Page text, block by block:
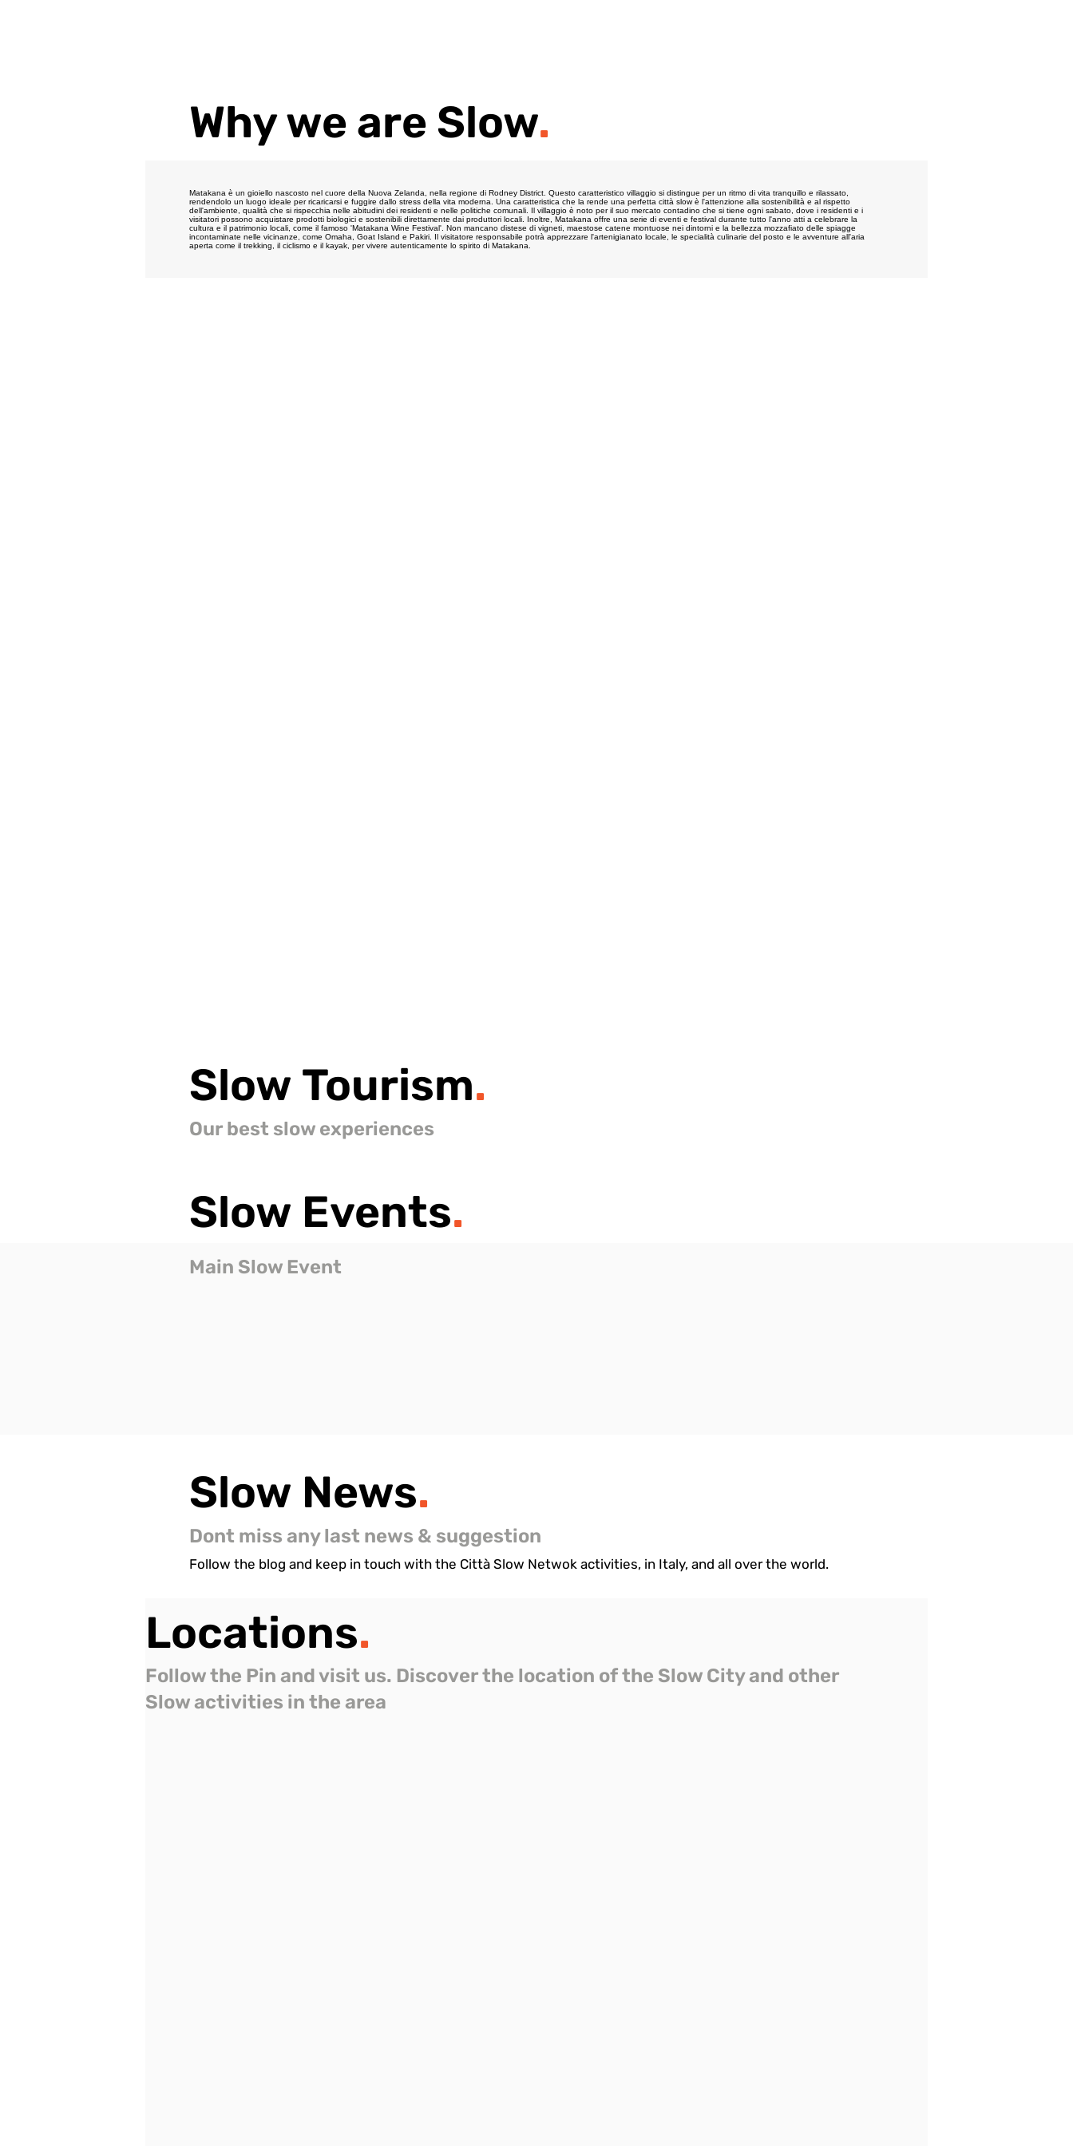
Why we are Slow.
Matakana è un gioiello nascosto nel cuore della Nuova Zelanda, nella regione di Rodney District. Questo caratteristico villaggio si distingue per un ritmo di vita tranquillo e rilassato,
rendendolo un luogo ideale per ricaricarsi e fuggire dallo stress della vita moderna. Una caratteristica che la rende una perfetta città slow è l'attenzione alla sostenibilità e al rispetto
dell'ambiente, qualità che si rispecchia nelle abitudini dei residenti e nelle politiche comunali. Il villaggio è noto per il suo mercato contadino che si tiene ogni sabato, dove i residenti e i
visitatori possono acquistare prodotti biologici e sostenibili direttamente dai produttori locali. Inoltre, Matakana offre una serie di eventi e festival durante tutto l'anno atti a celebrare la
cultura e il patrimonio locali, come il famoso 'Matakana Wine Festival'. Non mancano distese di vigneti, maestose catene montuose nei dintorni e la bellezza mozzafiato delle spiagge
incontaminate nelle vicinanze, come Omaha, Goat Island e Pakiri. Il visitatore responsabile potrà apprezzare l'artenigianato locale, le specialità culinarie del posto e le avventure all'aria
aperta come il trekking, il ciclismo e il kayak, per vivere autenticamente lo spirito di Matakana.
Slow Tourism.
Our best slow experiences
Slow Events.
Main Slow Event
Slow News.
Dont miss any last news & suggestion
Follow the blog and keep in touch with the Città Slow Netwok activities, in Italy, and all over the world.
Locations.
Follow the Pin and visit us. Discover the location of the Slow City and other
Slow activities in the area